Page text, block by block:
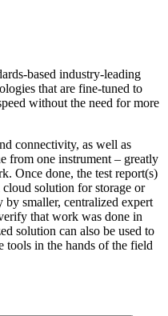
based industry-leading
that are fine-tuned to
without the need for more
connectivity, as well as
from one instrument – greatly
Once done, the test report(s)
solution for storage or
smaller, centralized expert
that work was done in
solution can also be used to
tools in the hands of the field